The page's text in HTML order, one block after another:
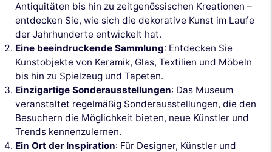
Antiquitäten bis hin zu zeitgenössischen Kreationen –
entdecken Sie, wie sich die dekorative Kunst im Laufe
der Jahrhunderte entwickelt hat.
Eine beeindruckende Sammlung: Entdecken Sie
Kunstobjekte von Keramik, Glas, Textilien und Möbeln
bis hin zu Spielzeug und Tapeten.
Einzigartige Sonderausstellungen: Das Museum
veranstaltet regelmäßig Sonderausstellungen, die den
Besuchern die Möglichkeit bieten, neue Künstler und
Trends kennenzulernen.
Ein Ort der Inspiration: Für Designer, Künstler und